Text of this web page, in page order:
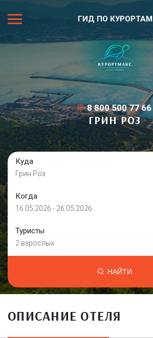
ГИД ПО КУРОРТАМ
8 800 500 77 66
ГРИН РОЗ
Куда
Грин Роз
Когда
16.05.2026 - 26.05.2026
Туристы
2 взрослых
НАЙТИ
ОПИСАНИЕ ОТЕЛЯ